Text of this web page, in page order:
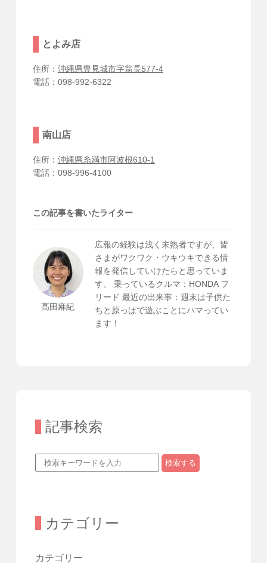
とよみ店
住所： 沖縄県豊見城市字翁長577-4
電話：098-992-6322
南山店
住所： 沖縄県糸満市阿波根610-1
電話：098-996-4100
この記事を書いたライター
髙田麻紀
広報の経験は浅く未熟者ですが、皆
さまがワクワク・ウキウキできる情
報を発信していけたらと思っていま
す。 乗っているクルマ：HONDA フ
リード 最近の出来事：週末は子供た
ちと原っぱで遊ぶことにハマってい
ます！
記事検索
検索する
カテゴリー
カテゴリー